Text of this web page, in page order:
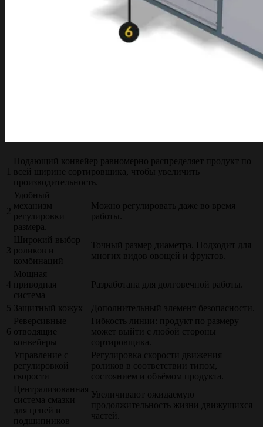
1
Подающий конвейер равномерно распределяет продукт по
всей ширине сортировщика, чтобы увеличить
производительность.
2
Удобный
механизм
регулировки
размера.
Можно регулировать даже во время
работы.
3
Широкий выбор
роликов и
комбинаций
Точный размер диаметра. Подходит для
многих видов овощей и фруктов.
4
Мощная
приводная
система
Разработана для долговечной работы.
5 Защитный кожух Дополнительный элемент безопасности.
6
Реверсивные
отводящие
конвейеры
Гибкость линии: продукт по размеру
может выйти с любой стороны
сортировщика.
Управление с
регулировкой
скорости
Регулировка скорости движения
роликов в соответствии типом,
состоянием и объёмом продукта.
Централизованная
система смазки
для цепей и
подшипников
Увеличивают ожидаемую
продолжительность жизни движущихся
частей.